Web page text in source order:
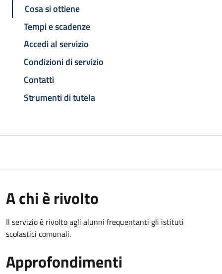
Cosa si ottiene
Tempi e scadenze
Accedi al servizio
Condizioni di servizio
Contatti
Strumenti di tutela
A chi è rivolto
Il servizio è rivolto agli alunni frequentanti gli istituti
scolastici comunali.
Approfondimenti